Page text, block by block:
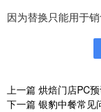
因为替换只能用于
上一篇 烘焙门店PC
下一篇 银豹中餐常见